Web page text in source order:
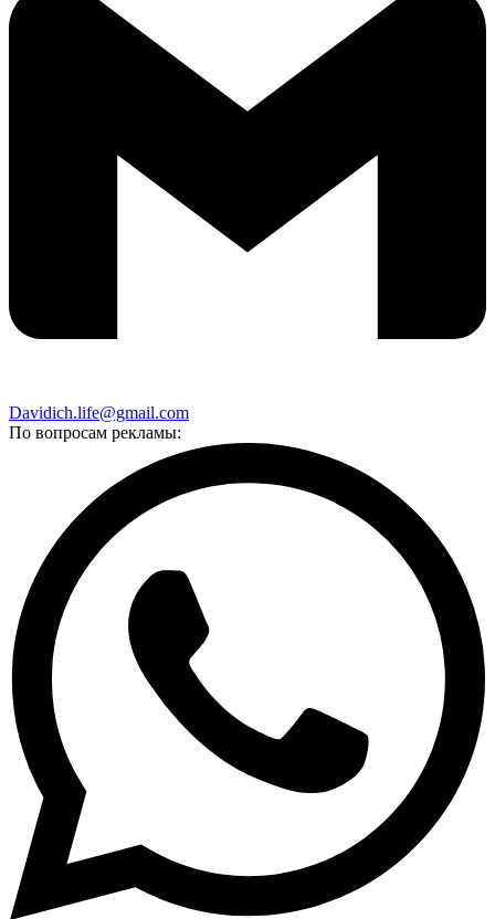
Davidich.life@gmail.com
По вопросам рекламы: